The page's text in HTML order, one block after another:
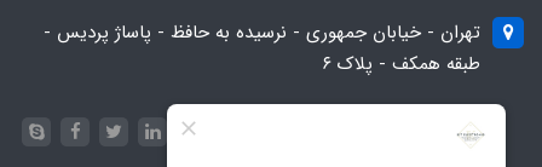
تهران - خیابان جمهوری - نرسیده به حافظ - پاساژ پردیس -
طبقه همکف - پلاک ۶